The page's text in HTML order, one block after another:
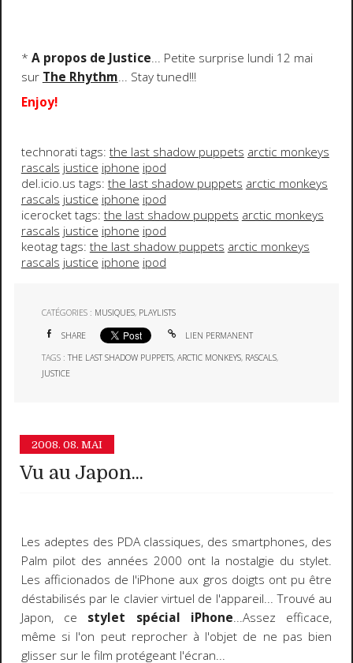
* A propos de Justice... Petite surprise lundi 12 mai
sur The Rhythm... Stay tuned!!!
Enjoy!
technorati tags: the last shadow puppets arctic monkeys
rascals justice iphone ipod
del.icio.us tags: the last shadow puppets arctic monkeys
rascals justice iphone ipod
icerocket tags: the last shadow puppets arctic monkeys
rascals justice iphone ipod
keotag tags: the last shadow puppets arctic monkeys
rascals justice iphone ipod
CATÉGORIES : MUSIQUES, PLAYLISTS
SHARE LIEN PERMANENT
TAGS :THE LAST SHADOW PUPPETS,ARCTIC MONKEYS, RASCALS,
JUSTICE
2008. 08. MAI
Vu au Japon...
Les adeptes des PDA classiques, des smartphones, des
Palm pilot des années 2000 ont la nostalgie du stylet.
Les afficionados de l'iPhone aux gros doigts ont pu être
déstabilisés par le clavier virtuel de l'appareil... Trouvé au
Japon, ce stylet spécial iPhone...Assez efficace,
même si l'on peut reprocher à l'objet de ne pas bien
glisser sur le film protégeant l'écran...